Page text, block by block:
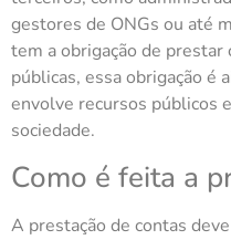
gestores de ONGs ou até
tem a obrigação de prestar
públicas, essa obrigação é
envolve recursos públicos
sociedade.
Como é feita a
A prestação de contas